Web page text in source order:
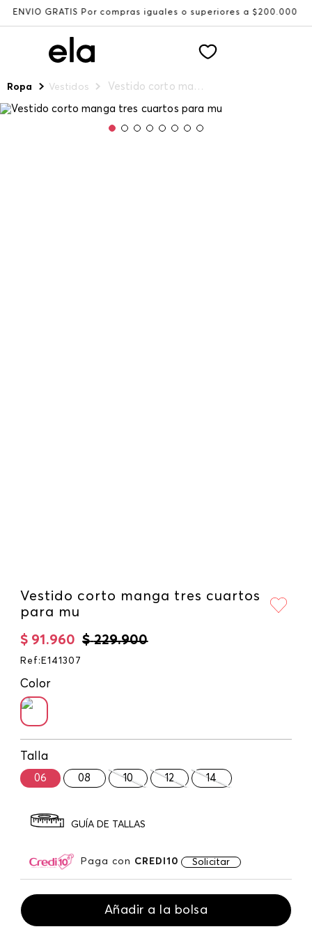
GRATIS Por compras iguales o superiores a $200.000
Ropa Vestidos Vestido corto manga tres cuartos para mu
Vestido corto manga tres cuartos
para mu
$ 229.900
$ 91 .960
Ref : E141307
Color
Talla
06 08 10 12 14
GUÍA DE TALLAS
Paga con CREDI10 Solicitar
Añadir a la bolsa